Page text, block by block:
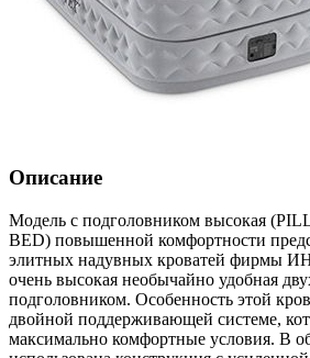
Описание
Модель с подголовником высокая
BED) повышенной комфортности
элитных надувных кроватей фирмы
очень высокая необычайно удобная
подголовником. Особенность этой
двойной поддерживающей системе,
максимально комфортные условия. В